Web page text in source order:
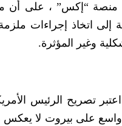
“إكس” ، على أن
إلى اتخاذ إجراءات
وغير المؤثرة.
تصريح الرئيس
على بيروت لا يعكس